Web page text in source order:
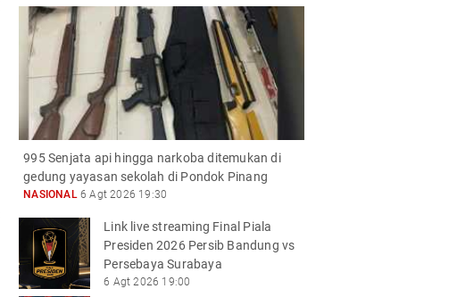
995 Senjata api hingga narkoba ditemukan di
gedung yayasan sekolah di Pondok Pinang
NASIONAL6 Agt 2026 19:30
Link live streaming Final Piala
Presiden 2026 Persib Bandung vs
Persebaya Surabaya
6 Agt 2026 19:00